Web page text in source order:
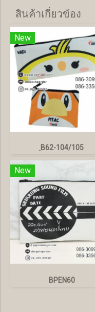
สินค้าเกี่ยวข้อง
New
ฺB62-104/105
New
BPEN60